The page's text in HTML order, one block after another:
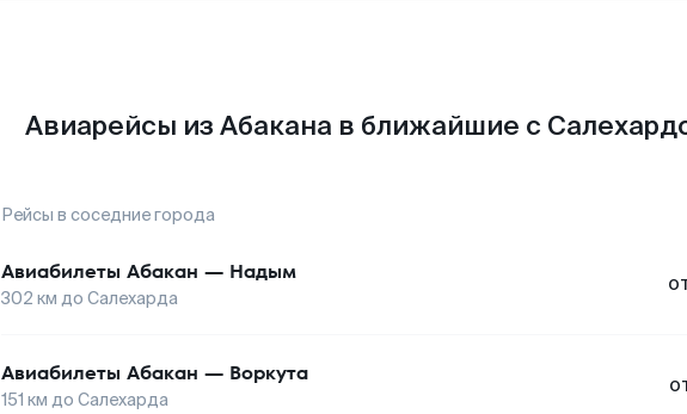
Авиарейсы из Абакана в ближайшие с
Рейсы в соседние города
Авиабилеты Абакан — Надым
302 км до Салехарда
Авиабилеты Абакан — Воркута
151 км до Салехарда